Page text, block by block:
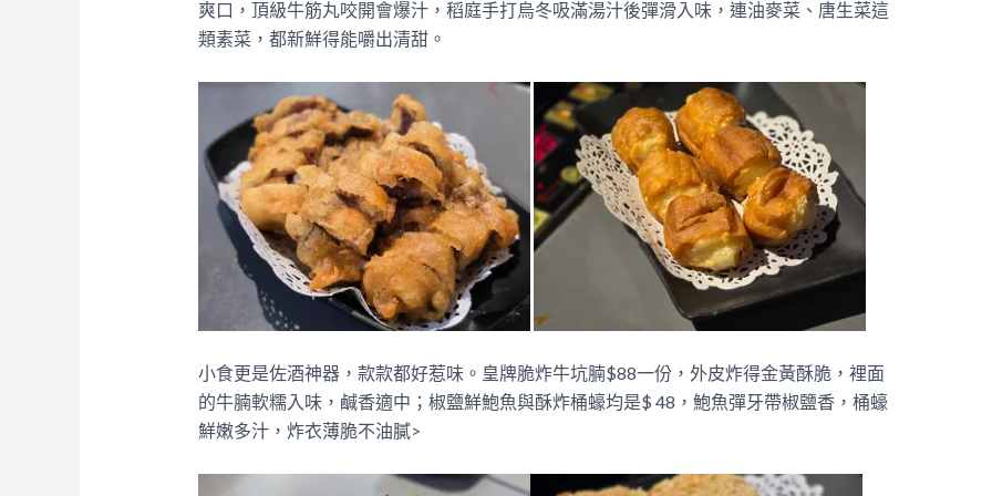
爽口，頂級牛筋丸咬開會爆汁，稻庭手打烏冬吸滿湯汁後彈滑入味，連油麥菜、唐生菜這
類素菜，都新鮮得能嚼出清甜。
小食更是佐酒神器，款款都好惹味。皇牌脆炸牛坑腩$88一份，外皮炸得金黃酥脆，裡面
的牛腩軟糯入味，鹹香適中；椒鹽鮮鮑魚與酥炸桶蠔均是$ 48，鮑魚彈牙帶椒鹽香，桶蠔
鮮嫩多汁，炸衣薄脆不油膩>